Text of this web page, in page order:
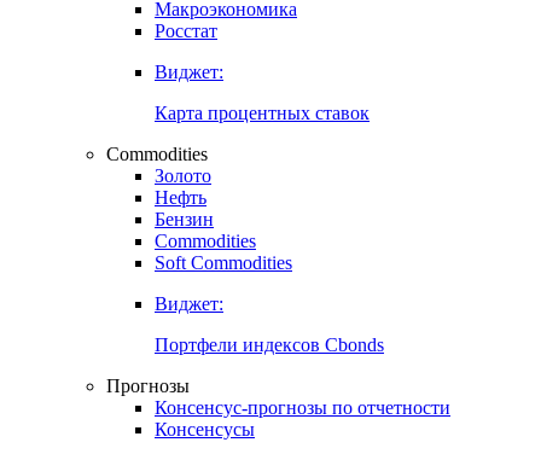
Макроэкономика
Росстат
Виджет:
Карта процентных ставок
Commodities
Золото
Нефть
Бензин
Commodities
Soft Commodities
Виджет:
Портфели индексов Cbonds
Прогнозы
Консенсус-прогнозы по отчетности
Консенсусы